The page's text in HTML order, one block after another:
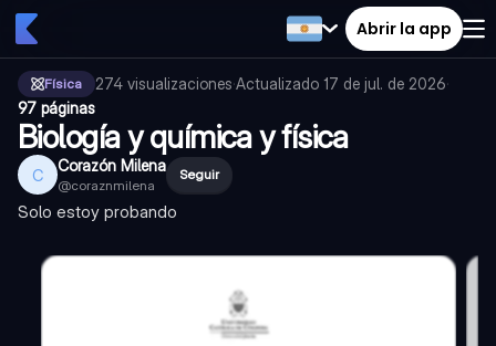
Abrir la app
Física 274 visualizaciones·Actualizado 17 de jul. de 2026·
97 páginas
Biología y química y física
C Corazón Milena
@coraznmilena
Seguir
Solo estoy probando